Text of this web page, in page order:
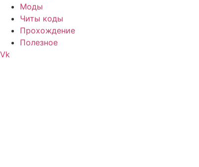
Моды
Читы коды
Прохождение
Полезное
Vk